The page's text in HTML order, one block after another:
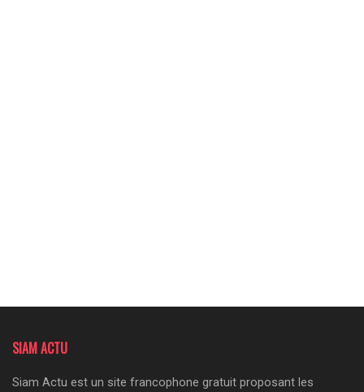
SIAM ACTU
Siam Actu est un site francophone gratuit proposant les